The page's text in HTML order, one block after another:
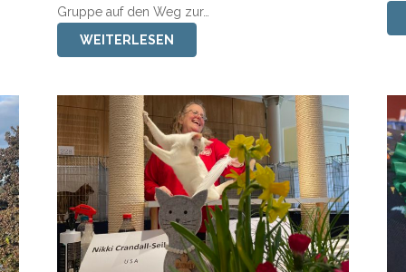
Gruppe auf den Weg zur…
WEITERLESEN